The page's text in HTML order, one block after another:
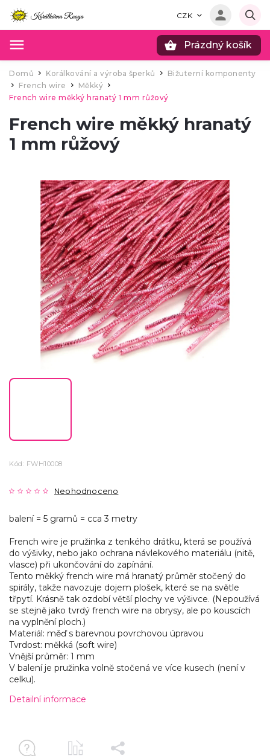
CZK
Prázdný košík
Domů / Korálkování a výroba šperků
Bižuterní komponenty
/
French wire Měkký /
French wire měkký hranatý 1 mm růžový
French wire měkký hranatý
1 mm růžový
Kód: FWH10008
Neohodnoceno
balení = 5 gramů = cca 3 metry
French wire je pružinka z tenkého drátku, která se používá
do výšivky, nebo jako ochrana návlekového materiálu (nitě,
vlasce) při ukončování do zapínání.
Tento měkký french wire má hranatý průměr stočený do
spirály, takže navozuje dojem plošek, které se na světle
třpytí. Krásně tak ozdobí větší plochy ve výšivce. (Nepoužívá
se stejně jako tvrdý french wire na obrysy, ale po kouscích
na vyplnění ploch.)
Materiál: měď s barevnou povrchovou úpravou
Tvrdost: měkká (soft wire)
Vnější průměr: 1 mm
V balení je pružinka volně stočená ve více kusech (není v
celku).
Detailní informace